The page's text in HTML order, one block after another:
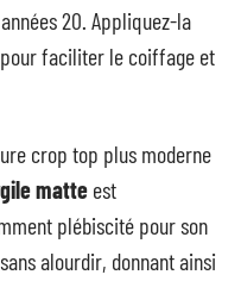
20. Appliquez-la
faciliter le coiffage et
crop top plus moderne
matte est
plébiscité pour son
alourdir, donnant ainsi